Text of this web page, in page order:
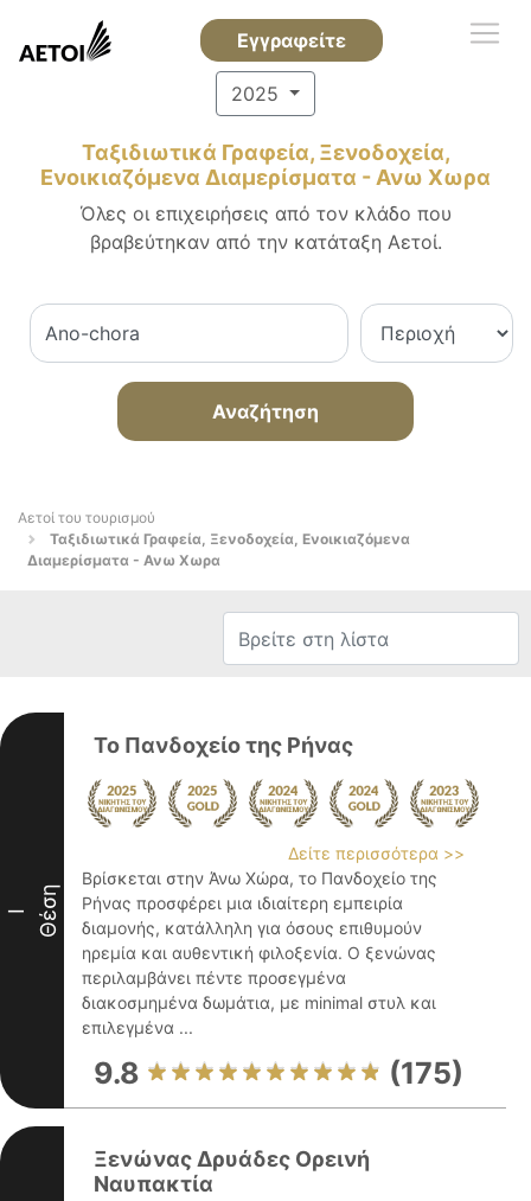
Εγγραφείτε
2025
Ταξιδιωτικά Γραφεία, Ξενοδοχεία,
Ενοικιαζόμενα Διαμερίσματα - Ανω Χωρα
Όλες οι επιχειρήσεις από τον κλάδο που
βραβεύτηκαν από την κατάταξη Αετοί.
Αναζήτηση
Αετοί του τουρισμού
Ταξιδιωτικά Γραφεία, Ξενοδοχεία, Ενοικιαζόμενα
Διαμερίσματα - Ανω Χωρα
I Θέση
Το Πανδοχείο της Ρήνας
Δείτε περισσότερα >>
Βρίσκεται στην Άνω Χώρα, το Πανδοχείο της
Ρήνας προσφέρει μια ιδιαίτερη εμπειρία
διαμονής, κατάλληλη για όσους επιθυμούν
ηρεμία και αυθεντική φιλοξενία. Ο ξενώνας
περιλαμβάνει πέντε προσεγμένα
διακοσμημένα δωμάτια, με minimal στυλ και
επιλεγμένα ...
9.8 (175)
Ξενώνας Δρυάδες Ορεινή
Ναυπακτία